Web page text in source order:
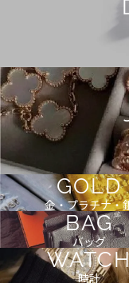
GOLD
金・プラチナ・
BAG
バッグ
時計